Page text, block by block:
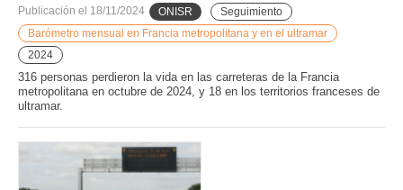
Publicación el 18/11/2024 ONISR
Seguimiento
Barómetro mensual en Francia metropolitana y en el ultramar
2024
316 personas perdieron la vida en las carreteras de la Francia
metropolitana en octubre de 2024, y 18 en los territorios franceses de
ultramar.